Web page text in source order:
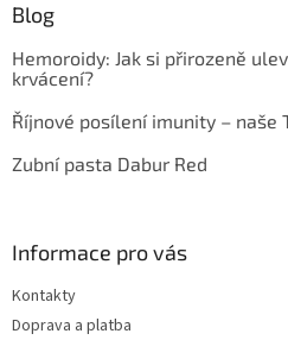
Blog
Hemoroidy: Jak si přirozeně
krvácení?
Říjnové posílení imunity – naše
Zubní pasta Dabur Red
Informace pro vás
Kontakty
Doprava a platba